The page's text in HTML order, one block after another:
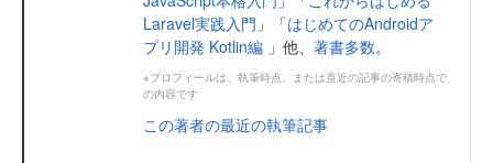
Laravel実践入門 」「はじめてのAndroidア
プリ開発 Kotlin編 」他、 著書多数。
※プロフィールは、執筆時点、または直近の記事の寄稿時点で
の内容です
この著者の最近の執筆記事